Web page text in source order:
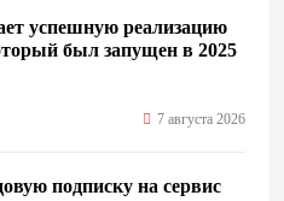
успешную реализацию
был запущен в 2025
7 августа 2026
подписку на сервис